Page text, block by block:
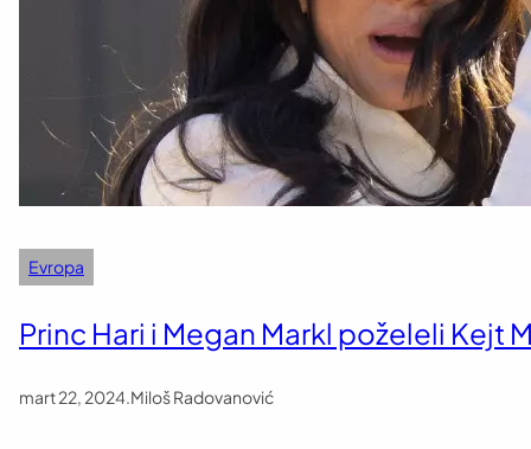
Evropa
Princ Hari i Megan Markl poželeli Kejt
mart 22, 2024.Miloš Radovanović